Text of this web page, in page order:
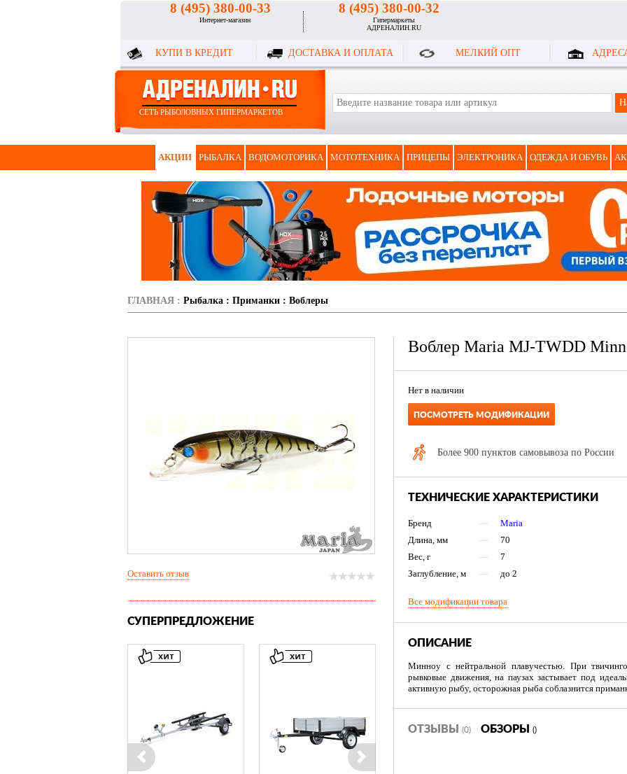
8 (495) 380-00-33
Интернет-магазин
8 (495) 380-00-32
Гипермаркеты
АДРЕНАЛИН.RU
КУПИ В КРЕДИТ ДОСТАВКА И ОПЛАТА МЕЛКИЙ ОПТ
СЕТЬ РЫБОЛОВНЫХ ГИПЕРМАРКЕТОВ
АКЦИИ РЫБАЛКА ВОДОМОТОРИКА МОТОТЕХНИКА ПРИЦЕПЫ ЭЛЕКТРОНИКА ОДЕЖДА И ОБУВЬ
ГЛАВНАЯ : Рыбалка : Приманки : Воблеры
Воблер Maria MJ-TWDD
Нет в наличии
ПОСМОТРЕТЬ МОДИФИКАЦИИ
Более 900 пунктов самовывоза по России
ТЕХНИЧЕСКИЕ ХАРАКТЕРИСТИКИ
Бренд —
Maria
Длина, мм
—
70
Вес, г
—
7
Заглубление, м
— до 2
Все модификации товара
ОПИСАНИЕ
Минноу с нейтральной плавучестью. При
рывковые движения, на паузах застывает под
активную рыбу, осторожная рыба соблазнится
ОТЗЫВЫ (0) ОБЗОРЫ ()
Оставить отзыв
СУПЕРПРЕДЛОЖЕНИЕ